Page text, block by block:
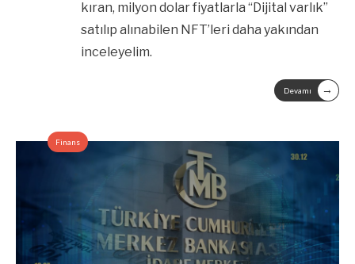
kıran, milyon dolar fiyatlarla “Dijital varlık”
satılıp alınabilen NFT’leri daha yakından
inceleyelim.
Devamı →
Finans